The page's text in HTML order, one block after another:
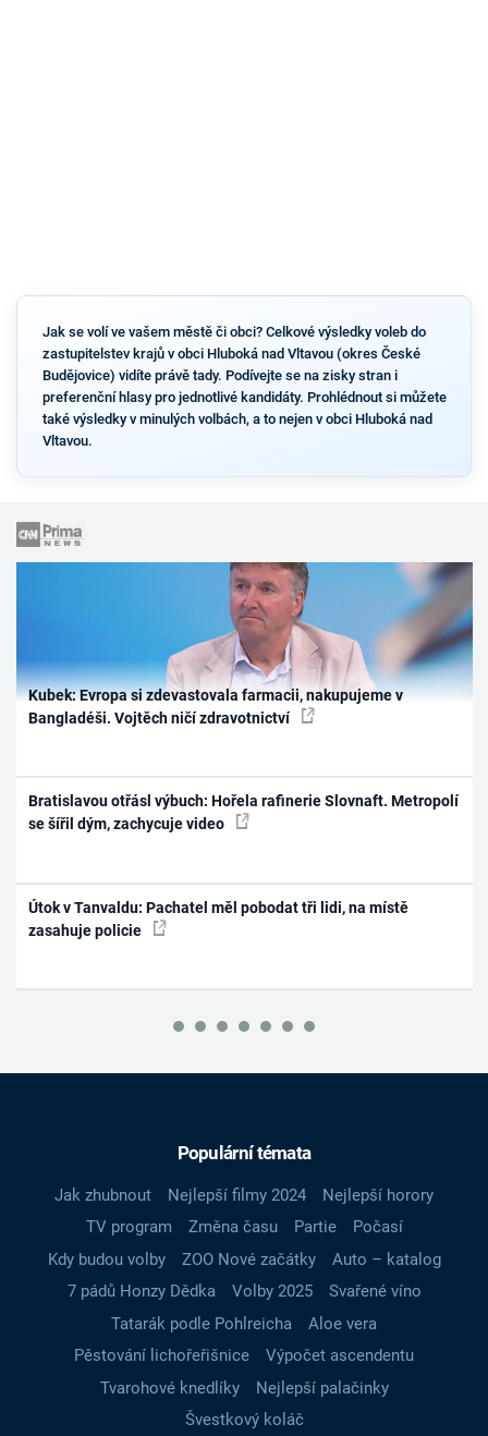
Jak se volí ve vašem městě či obci? Celkové výsledky voleb do
zastupitelstev krajů v obci Hluboká nad Vltavou (okres České
Budějovice) vidíte právě tady. Podívejte se na zisky stran i
preferenční hlasy pro jednotlivé kandidáty. Prohlédnout si můžete
také výsledky v minulých volbách, a to nejen v obci Hluboká nad
Vltavou.
Kubek: Evropa si zdevastovala farmacii, nakupujeme v
Bangladéši. Vojtěch ničí zdravotnictví
Bratislavou otřásl výbuch: Hořela rafinerie Slovnaft. Metropolí
se šířil dým, zachycuje video
Útok v Tanvaldu: Pachatel měl pobodat tři lidi, na místě
zasahuje policie
Populární témata
Jak zhubnout Nejlepší filmy 2024
Nejlepší horory
TV program
Změna času Partie
Počasí
Kdy budou volby
ZOO Nové začátky
Auto – katalog
7 pádů Honzy Dědka
Volby 2025
Svařené víno
Tatarák podle Pohlreicha
Aloe vera
Pěstování lichořeřišnice
Výpočet ascendentu
Tvarohové knedlíky
Nejlepší palačinky
Švestkový koláč